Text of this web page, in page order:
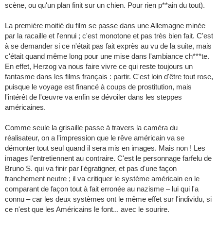
scène, ou qu'un plan finit sur un chien. Pour rien p**ain du tout).
La première moitié du film se passe dans une Allemagne minée
par la racaille et l'ennui ; c'est monotone et pas très bien fait. C'est
à se demander si ce n'était pas fait exprès au vu de la suite, mais
c'était quand même long pour une mise dans l'ambiance ch***te.
En effet, Herzog va nous faire vivre ce qui reste toujours un
fantasme dans les films français : partir. C'est loin d'être tout rose,
puisque le voyage est financé à coups de prostitution, mais
l'intérêt de l'œuvre va enfin se dévoiler dans les steppes
américaines.
Comme seule la grisaille passe à travers la caméra du
réalisateur, on a l'impression que le rêve américain va se
démonter tout seul quand il sera mis en images. Mais non ! Les
images l'entretiennent au contraire. C'est le personnage farfelu de
Bruno S. qui va finir par l'égratigner, et pas d'une façon
franchement neutre ; il va critiquer le système américain en le
comparant de façon tout à fait erronée au nazisme – lui qui l'a
connu – car les deux systèmes ont le même effet sur l'individu, si
ce n'est que les Américains le font... avec le sourire.